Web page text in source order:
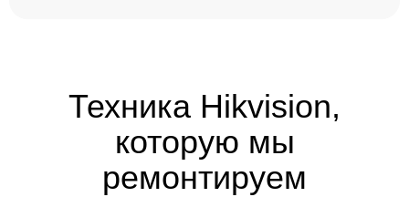
Техника Hikvision,
которую мы
ремонтируем